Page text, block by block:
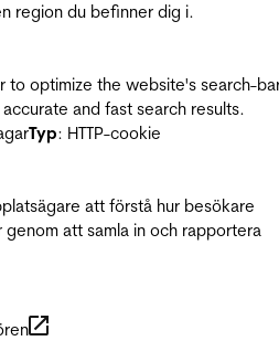
region du befinner dig i.
to optimize the website's search-
and fast search results.
Typ: HTTP-cookie
att förstå hur besökare
att samla in och rapportera